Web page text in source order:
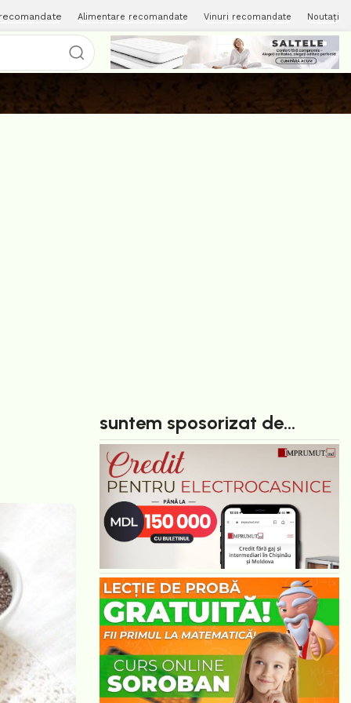
Alimentare recomandate Vinuri recomandate Noutați
suntem sposorizat de...